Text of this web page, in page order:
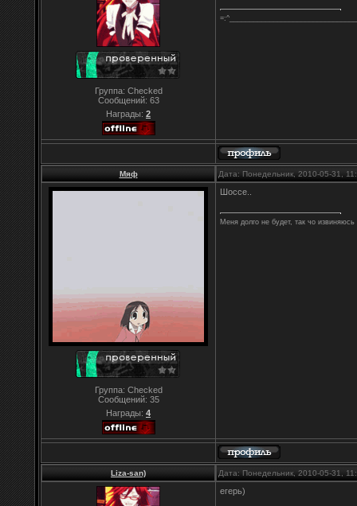
Группа: Checked
Сообщений: 63
Награды: 2
Мяф Дата: Понедельник, 2010-05-31,
Группа: Checked
Сообщений: 35
Награды: 4
Шоссе..
Меня долго не будет, так чо
Liza-san) Дата: Понедельник, 2010-05-31,
егерь)